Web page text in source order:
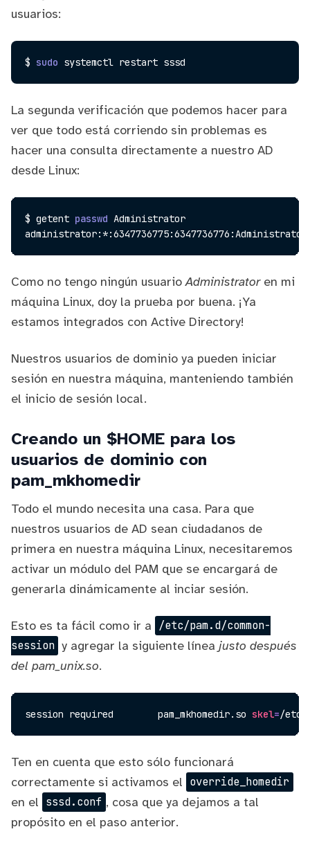
usuarios:
$ sudo
La segunda verificación que podemos hacer para
ver que todo está corriendo sin problemas es
hacer una consulta directamente a nuestro AD
desde Linux:
$ getent passwd Administrator
Como no tengo ningún usuarioAdministratoren mi
máquina Linux, doy la prueba por buena. ¡Ya
estamos integrados con Active Directory!
Nuestros usuarios de dominio ya pueden iniciar
sesión en nuestra máquina, manteniendo también
el inicio de sesión local.
Creando un $HOME para los
usuarios de dominio con
pam_mkhomedir
Todo el mundo necesita una casa. Para que
nuestros usuarios de AD sean ciudadanos de
primera en nuestra máquina Linux, necesitaremos
activar un módulo del PAM que se encargará de
generarla dinámicamente al inciar sesión.
Esto es ta fácil como ir a /etc/pam.d/common-
session y agregar la siguiente líneajusto después
del pam_unix.so.
session required        pam_mkhomedir.so skel=/
Ten en cuenta que esto sólo funcionará
correctamente si activamos el override_homedir
en el sssd.conf , cosa que ya dejamos a tal
propósito en el paso anterior.